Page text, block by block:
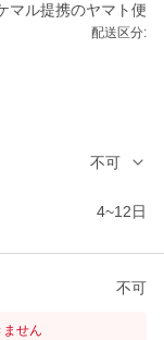
マル提携のヤマト便
配送区分:
不可
4~12日
不可
せん